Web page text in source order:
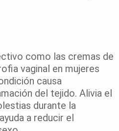
como las cremas de
vaginal en mujeres
causa
del tejido. Alivia el
durante la
a reducir el